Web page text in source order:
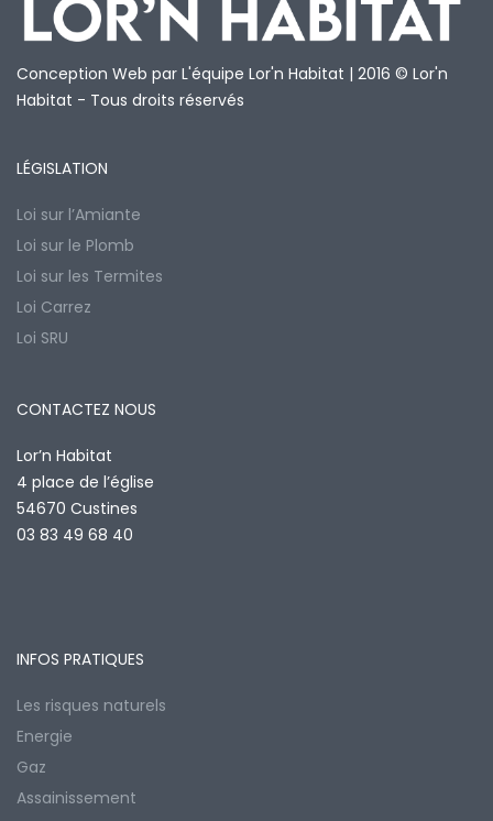
Conception Web par L'équipe Lor'n Habitat | 2016 © Lor'n
Habitat - Tous droits réservés
LÉGISLATION
Loi sur l’Amiante
Loi sur le Plomb
Loi sur les Termites
Loi Carrez
Loi SRU
CONTACTEZ NOUS
Lor’n Habitat
4 place de l’église
54670 Custines
03 83 49 68 40
INFOS PRATIQUES
Les risques naturels
Energie
Gaz
Assainissement